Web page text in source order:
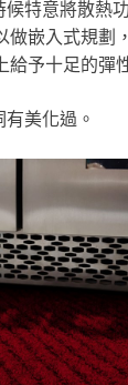
特意將散熱
做嵌入式規劃
給予十足的彈
美化過。